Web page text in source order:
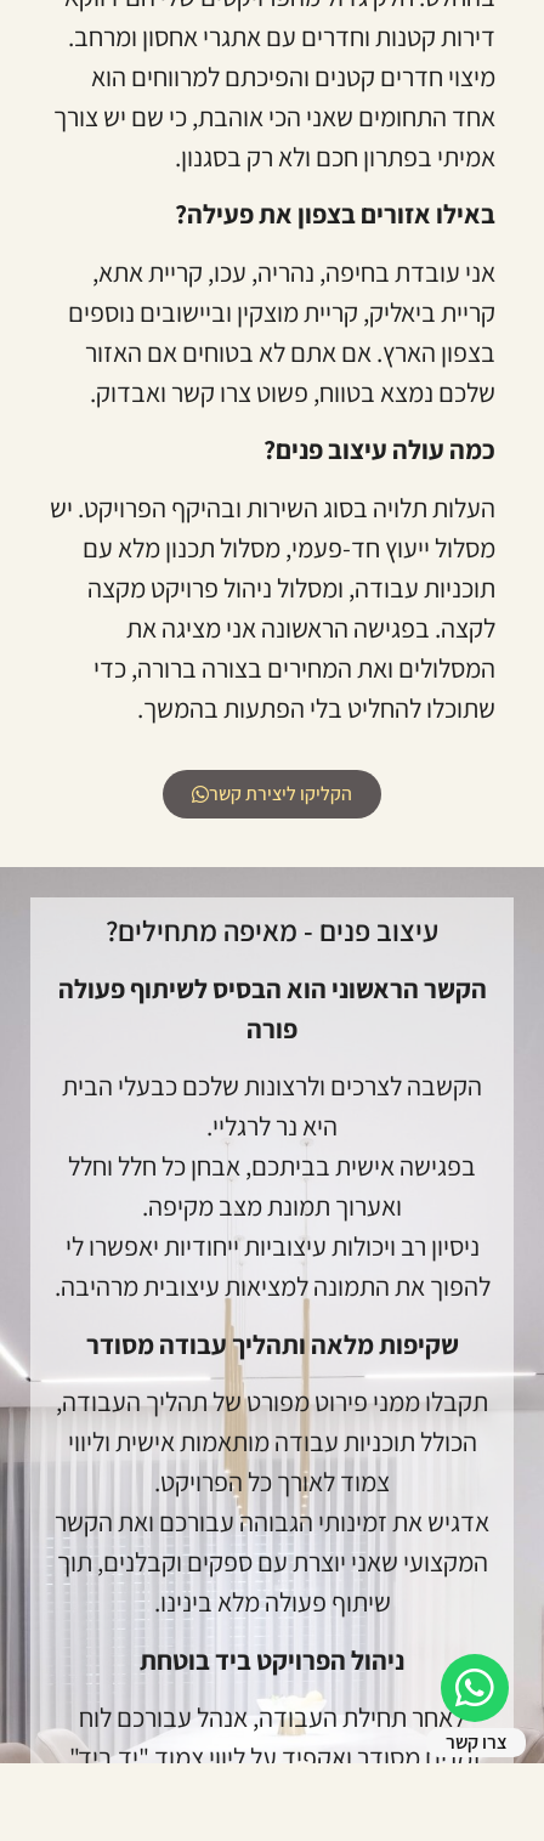
דירות קטנות וחדרים עם אתגרי אחסון ומרחב.
מיצוי חדרים קטנים והפיכתם למרווחים הוא
אחד התחומים שאני הכי אוהבת, כי שם יש צורך
אמיתי בפתרון חכם ולא רק בסגנון.
באילו אזורים בצפון את פעילה?
אני עובדת בחיפה, נהריה, עכו, קריית אתא,
קריית ביאליק, קריית מוצקין וביישובים נוספים
בצפון הארץ. אם אתם לא בטוחים אם האזור
שלכם נמצא בטווח, פשוט צרו קשר ואבדוק.
כמה עולה עיצוב פנים?
העלות תלויה בסוג השירות ובהיקף הפרויקט. יש
מסלול ייעוץ חד-פעמי, מסלול תכנון מלא עם
תוכניות עבודה, ומסלול ניהול פרויקט מקצה
לקצה. בפגישה הראשונה אני מציגה את
המסלולים ואת המחירים בצורה ברורה, כדי
שתוכלו להחליט בלי הפתעות בהמשך.
הקליקו ליצירת קשר
עיצוב פנים - מאיפה מתחילים?
הקשר הראשוני הוא הבסיס לשיתוף פעולה
פורה
הקשבה לצרכים ולרצונות שלכם כבעלי הבית
היא נר לרגליי.
בפגישה אישית בביתכם, אבחן כל חלל וחלל
ואערוך תמונת מצב מקיפה.
ניסיון רב ויכולות עיצוביות ייחודיות יאפשרו לי
להפוך את התמונה למציאות עיצובית מרהיבה.
שקיפות מלאה ותהליך עבודה מסודר
תקבלו ממני פירוט מפורט של תהליך העבודה,
הכולל תוכניות עבודה מותאמות אישית וליווי
צמוד לאורך כל הפרויקט.
אדגיש את זמינותי הגבוהה עבורכם ואת הקשר
המקצועי שאני יוצרת עם ספקים וקבלנים, תוך
שיתוף פעולה מלא בינינו.
ניהול הפרויקט ביד בוטחת
לאחר תחילת העבודה, אנהל עבורכם לוח
זמנים מסודר ואקפיד על ליווי צמוד "יד ביד".
צרו קשר